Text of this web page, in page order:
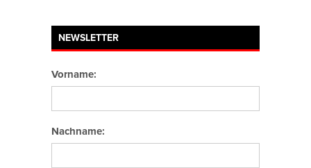
NEWSLETTER
Vorname:
Nachname: